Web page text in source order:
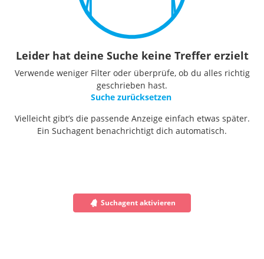
Leider hat deine Suche keine Treffer erzielt
Verwende weniger Filter oder überprüfe, ob du alles richtig
geschrieben hast.
Suche zurücksetzen
Vielleicht gibt’s die passende Anzeige einfach etwas später.
Ein Suchagent benachrichtigt dich automatisch.
Suchagent aktivieren